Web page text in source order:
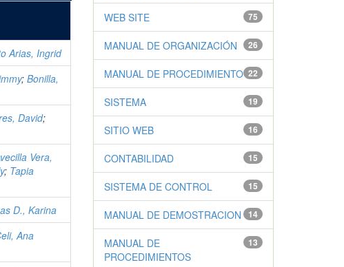
Arias, Ingrid
;Bonilla,
David;
Vera,
; Tapia
D., Karina
Ana
75
WEB SITE
26
MANUAL DE ORGANIZACIÓN
22
MANUAL DE PROCEDIMIENTO
19
SISTEMA
16
SITIO WEB
15
CONTABILIDAD
15
SISTEMA DE CONTROL
14
MANUAL DE DEMOSTRACION
13
MANUAL DE
PROCEDIMIENTOS